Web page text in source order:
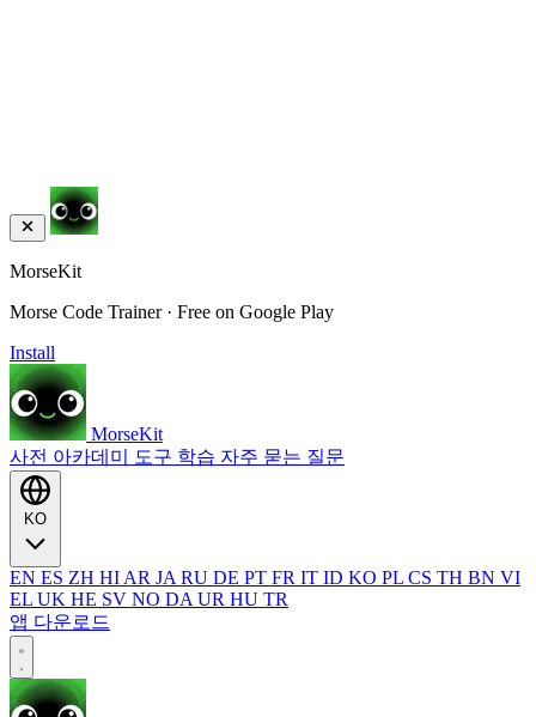
MorseKit
Morse Code Trainer · Free on Google Play
Install
MorseKit
사전 아카데미 도구 학습 자주 묻는 질문
EN ES ZH HI AR JA RU DE PT FR IT ID KO PL CS TH BN VI
EL UK HE SV NO DA UR HU TR
앱 다운로드